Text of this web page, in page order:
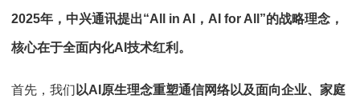
2025年，中兴通讯提出“All in AI，AI for All”的战略理念，
核心在于全面内化AI技术红利。
首先，我们 以AI原生理念重塑通信网络以及面向企业、家庭